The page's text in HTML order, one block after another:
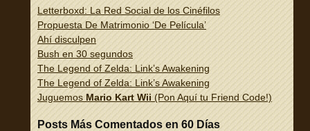
Letterboxd: La Red Social de los Cinéfilos
Propuesta De Matrimonio ‘De Película’
Ahí disculpen
Bush en 30 segundos
The Legend of Zelda: Link’s Awakening
The Legend of Zelda: Link’s Awakening
Juguemos Mario Kart Wii (Pon Aquí tu Friend Code!)
Posts Más Comentados en 60 Días